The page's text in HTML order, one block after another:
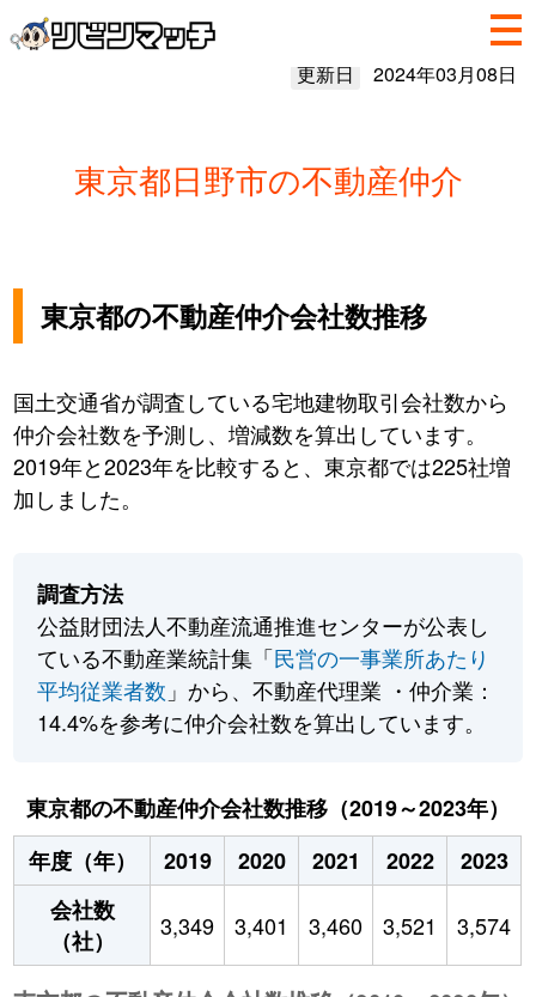
更新日 2024年03月08日
東京都日野市の不動産仲介
東京都の不動産仲介会社数推移
国土交通省が調査している宅地建物取引会社数から
仲介会社数を予測し、増減数を算出しています。
2019年と2023年を比較すると、東京都では225社増
加しました。
調査方法
公益財団法人不動産流通推進センターが公表し
ている不動産業統計集「民営の一事業所あたり
平均従業者数 」から、不動産代理業 ・仲介業：
14.4%を参考に仲介会社数を算出しています。
東京都の不動産仲介会社数推移（2019～2023年）
年度（年）
2019 2020 2021 2022
2023
会社数
（社）
3,349 3,401 3,460 3,521 3,574